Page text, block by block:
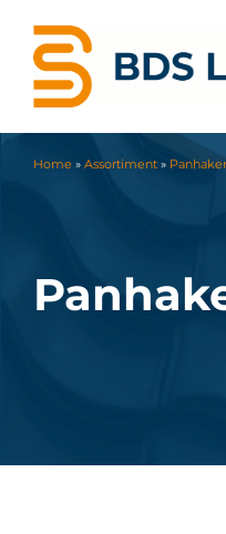
Home » Assortiment »